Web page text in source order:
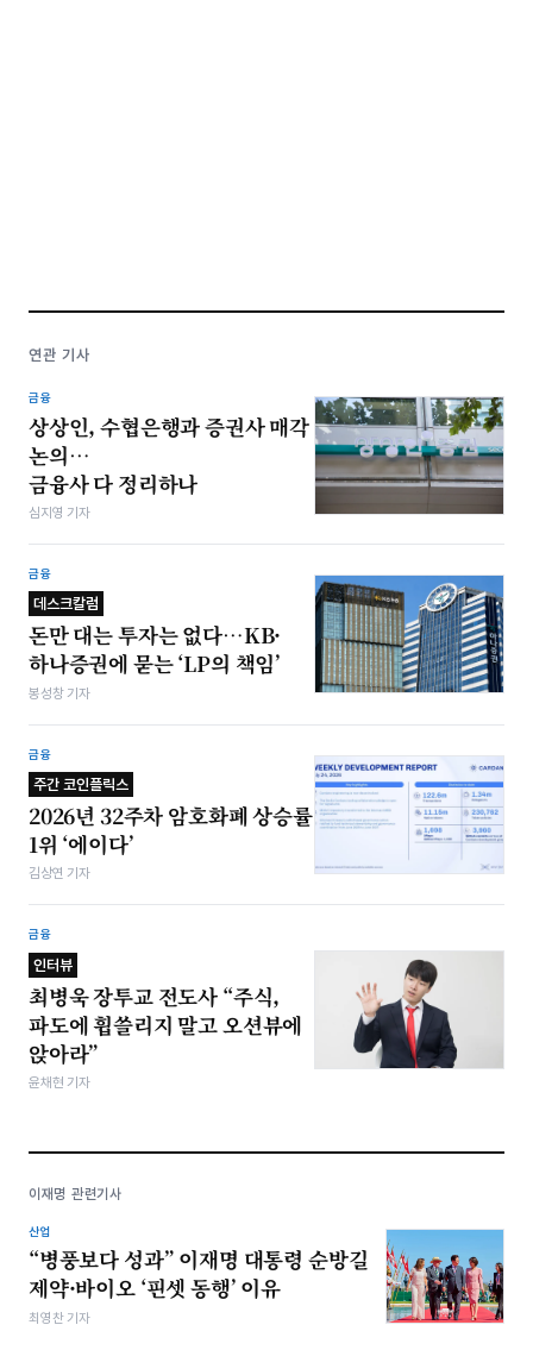
연관 기사
금융
상상인, 수협은행과 증권사 매각
논의…
금융사 다 정리하나
심지영 기자
금융
데스크칼럼
돈만 대는 투자는 없다…KB·
하나증권에 묻는 ‘LP의 책임’
봉성창 기자
금융
주간 코인플릭스
2026년 32주차 암호화폐 상승률
1위 ‘에이다’
김상연 기자
금융
인터뷰
최병욱 장투교 전도사 “주식,
파도에 휩쓸리지 말고 오션뷰에
앉아라”
윤채현 기자
이재명 관련기사
산업
“병풍보다 성과” 이재명 대통령 순방길
제약·바이오 ‘핀셋 동행’ 이유
최영찬 기자